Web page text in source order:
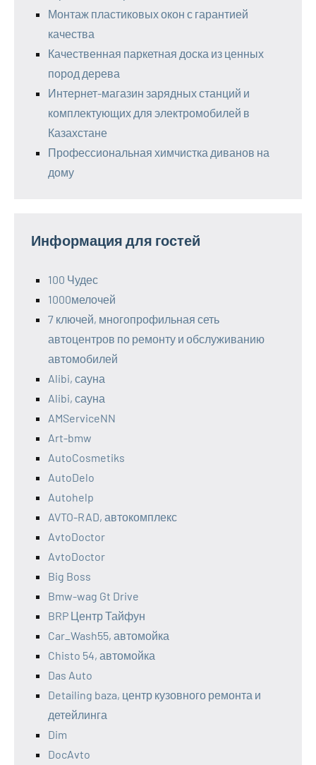
Монтаж пластиковых окон с гарантией
качества
Качественная паркетная доска из ценных
пород дерева
Интернет-магазин зарядных станций и
комплектующих для электромобилей в
Казахстане
Профессиональная химчистка диванов на
дому
Информация для гостей
100 Чудес
1000мелочей
7 ключей, многопрофильная сеть
автоцентров по ремонту и обслуживанию
автомобилей
Alibi, сауна
Alibi, сауна
AMServiceNN
Art-bmw
AutoCosmetiks
AutoDelo
Autohelp
AVTO-RAD, автокомплекс
AvtoDoctor
AvtoDoctor
Big Boss
Bmw-wag Gt Drive
BRP Центр Тайфун
Car_Wash55, автомойка
Chisto 54, автомойка
Das Auto
Detailing baza, центр кузовного ремонта и
детейлинга
Dim
DocAvto